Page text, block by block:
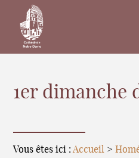
1er dimanche
Vous êtes ici :Accueil >